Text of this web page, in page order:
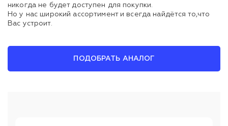
никогда не будет доступен для покупки.
Но у нас широкий ассортимент и всегда найдётся то,что
Вас устроит.
ПОДОБРАТЬ АНАЛОГ